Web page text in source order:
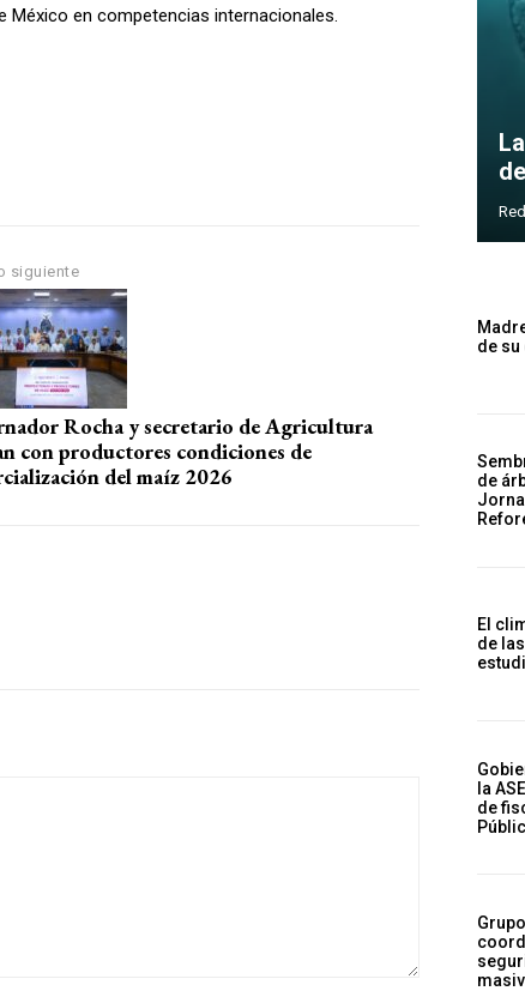
México en competencias internacionales.
siguiente
Rocha y secretario de Agricultura
con productores condiciones de
del maíz 2026
de
de
El
de
la
de